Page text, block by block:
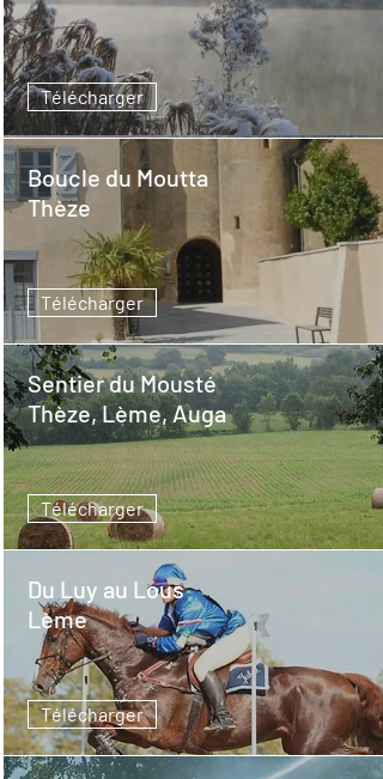
Télécharger
Boucle du Moutta
Thèze
Télécharger
Sentier du Mousté
Thèze, Lème, Auga
Télécharger
Du Luy au Lous
Lème
Télécharger